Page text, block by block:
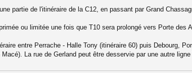
partie de l'itinéraire de la C12, en passant par Grand
ou limitée une fois que T10 sera prolongé vers Porte des
entre Perrache - Halle Tony (itinéraire 60) puis Debourg,
La rue de Gerland peut être desservie par une autre